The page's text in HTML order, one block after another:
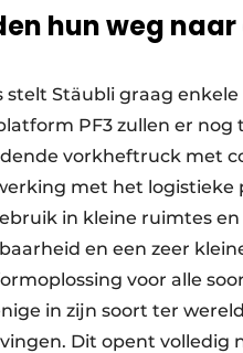
hun weg
stelt Stäubli graag
PF3 zullen er nog
vorkheftruck met
met het logistieke
in kleine ruimtes
en een zeer
voor alle
in zijn soort ter
Dit opent volledig